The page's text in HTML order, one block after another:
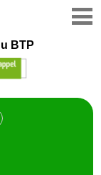
BTP